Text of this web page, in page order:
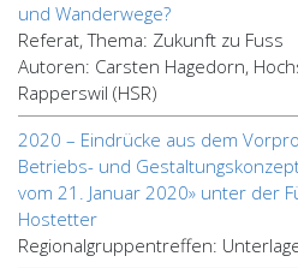
und Wanderwege?
Referat, Thema: Zukunft zu Fuss
Autoren: Carsten Hagedorn,
Rapperswil (HSR)
2020 – Eindrücke aus dem
Betriebs- und
vom 21. Januar 2020» unter der
Hostetter
Regionalgruppentreffen: